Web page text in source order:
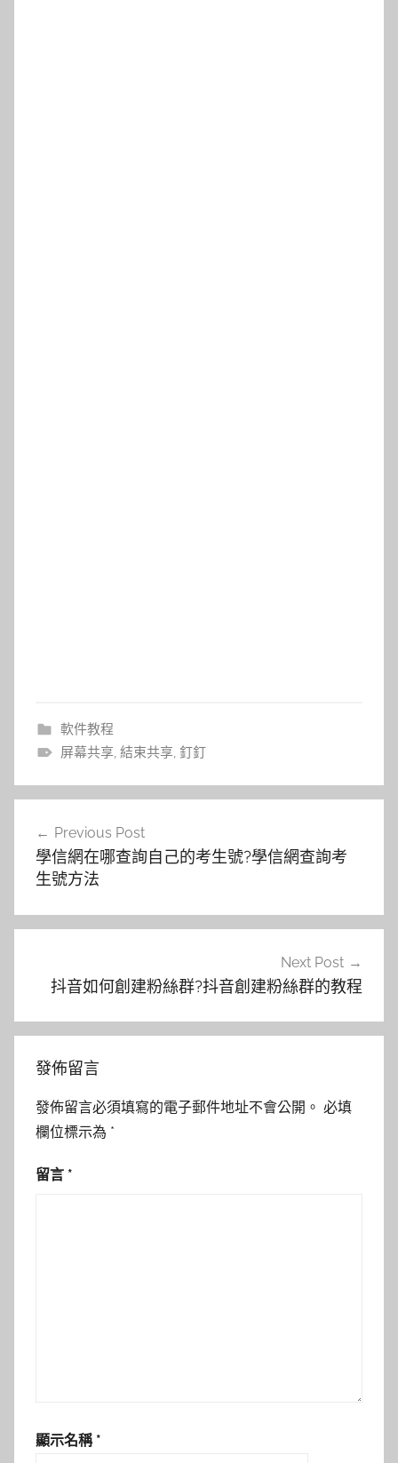
軟件教程
屏幕共享, 結束共享, 釘釘
覽
Previous Post
學信網在哪查詢自己的考生號?學信網查詢考
生號方法
Next Post
抖音如何創建粉絲群?抖音創建粉絲群的教程
發佈留言
發佈留言必須填寫的電子郵件地址不會公開。 必填
欄位標示為 *
留言 *
顯示名稱 *